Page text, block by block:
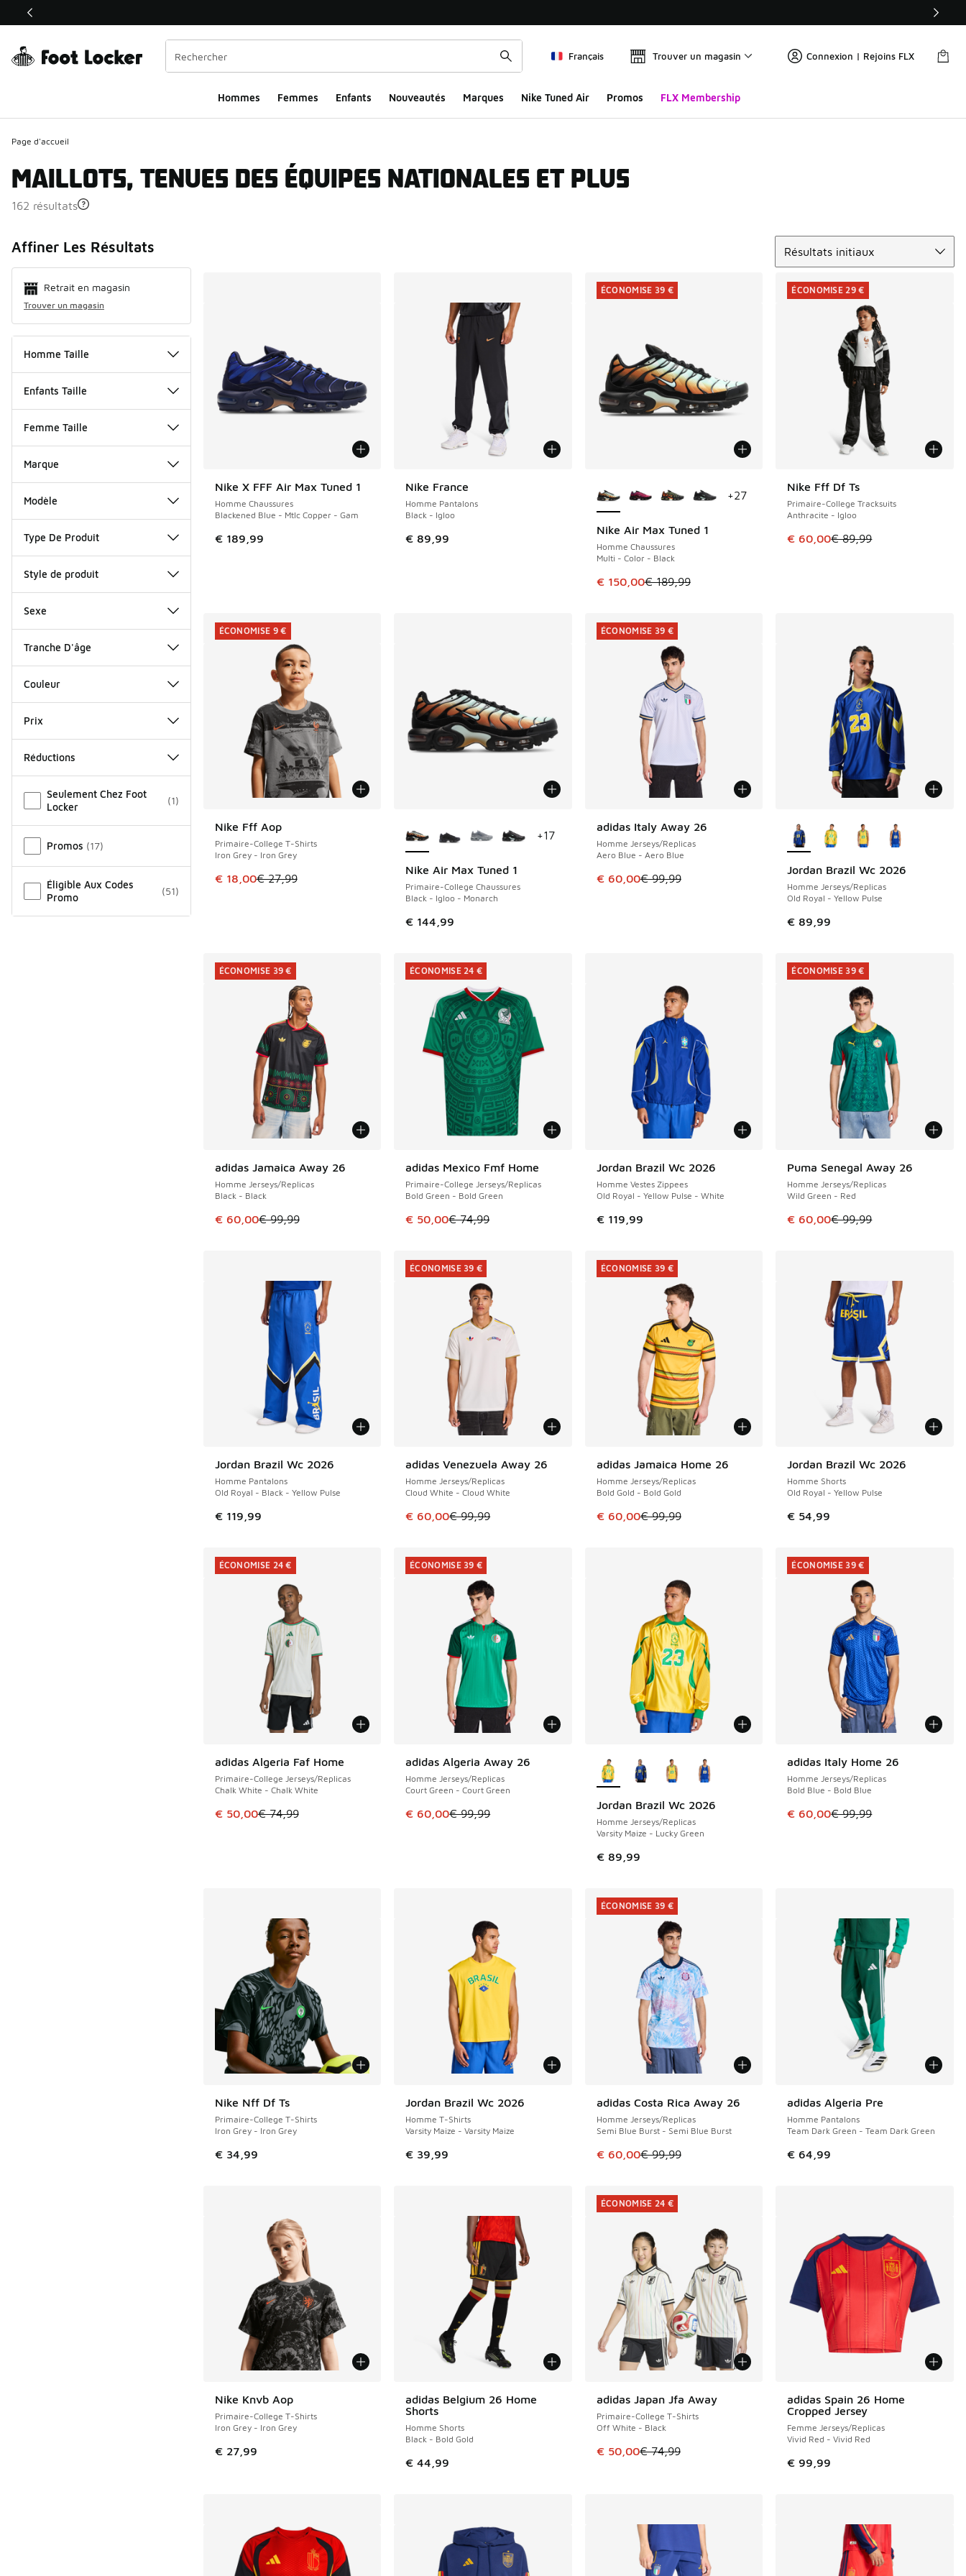
Ce lien ouvrira une nouvelle fenêtre
Français Trouver un magasin Connexion | Rejoins FLX
Hommes​ Femmes Enfants Nouveautés Marques Nike Tuned Air Promos FLX Membership
Page d'accueil
MAILLOTS, TENUES DES ÉQUIPES NATIONALES ET PLUS
162 résultats
Affiner Les Résultats
Retrait en magasin
Trouver un magasin
Homme Taille
Enfants Taille
Femme Taille
Marque
Modèle
Type De Produit
Style de produit
Sexe
Tranche D'âge
Couleur
Prix
Réductions
Seulement Chez Foot
Locker
(1)
Promos (17)
Éligible Aux Codes
Promo
(51)
Résultats initiaux
Nike X FFF Air Max Tuned 1
Homme Chaussures
Blackened Blue - Mtlc Copper - Gam
€ 189,99
Nike France
Homme Pantalons
Black - Igloo
€ 89,99
Nike Air Max Tuned 1
Homme Chaussures
Multi - Color - Black
Cet article est en promotion. Prix en baisse de € 189,99 à € 150,00
€ 150,00€ 189,99
ÉCONOMISE 39 €
+27
ÉCONOMISE 39 €
Nike Fff Df Ts
Primaire-College Tracksuits
Anthracite - Igloo
Cet article est en promotion.
€ 60,00€ 89,99
ÉCONOMISE 29 €
ÉCONOMISE 29 €
Nike Fff Aop
Primaire-College T-Shirts
Iron Grey - Iron Grey
Cet article est en promotion. Prix en baisse de € 27,99 à € 18,00
€ 18,00€ 27,99
ÉCONOMISE 9 €
ÉCONOMISE 9 €
Nike Air Max Tuned 1
Primaire-College Chaussures
Black - Igloo - Monarch
€ 144,99
+17
adidas Italy Away 26
Homme Jerseys/Replicas
Aero Blue - Aero Blue
Cet article est en promotion. Prix en baisse de € 99,99 à € 60,00
€ 60,00€ 99,99
ÉCONOMISE 39 €
ÉCONOMISE 39 €
Jordan Brazil Wc 2026
Homme Jerseys/Replicas
Old Royal - Yellow Pulse
€ 89,99
adidas Jamaica Away 26
Homme Jerseys/Replicas
Black - Black
Cet article est en promotion. Prix en baisse de € 99,99 à € 60,00
€ 60,00€ 99,99
ÉCONOMISE 39 €
ÉCONOMISE 39 €
adidas Mexico Fmf Home
Primaire-College Jerseys/Replicas
Bold Green - Bold Green
Cet article est en promotion. Prix en baisse de € 74,99 à € 50,00
€ 50,00€ 74,99
ÉCONOMISE 24 €
ÉCONOMISE 24 €
Jordan Brazil Wc 2026
Homme Vestes Zippees
Old Royal - Yellow Pulse - White
€ 119,99
Puma Senegal Away 26
Homme Jerseys/Replicas
Wild Green - Red
Cet article est en promotion.
€ 60,00€ 99,99
ÉCONOMISE 39 €
ÉCONOMISE 39 €
Jordan Brazil Wc 2026
Homme Pantalons
Old Royal - Black - Yellow Pulse
€ 119,99
adidas Venezuela Away 26
Homme Jerseys/Replicas
Cloud White - Cloud White
Cet article est en promotion. Prix en baisse de € 99,99 à € 60,00
€ 60,00€ 99,99
ÉCONOMISE 39 €
ÉCONOMISE 39 €
adidas Jamaica Home 26
Homme Jerseys/Replicas
Bold Gold - Bold Gold
Cet article est en promotion. Prix en baisse de € 99,99 à € 60,00
€ 60,00€ 99,99
ÉCONOMISE 39 €
ÉCONOMISE 39 €
Jordan Brazil Wc 2026
Homme Shorts
Old Royal - Yellow Pulse
€ 54,99
adidas Algeria Faf Home
Primaire-College Jerseys/Replicas
Chalk White - Chalk White
Cet article est en promotion. Prix en baisse de € 74,99 à € 50,00
€ 50,00€ 74,99
ÉCONOMISE 24 €
ÉCONOMISE 24 €
adidas Algeria Away 26
Homme Jerseys/Replicas
Court Green - Court Green
Cet article est en promotion. Prix en baisse de € 99,99 à € 60,00
€ 60,00€ 99,99
ÉCONOMISE 39 €
ÉCONOMISE 39 €
Jordan Brazil Wc 2026
Homme Jerseys/Replicas
Varsity Maize - Lucky Green
€ 89,99
adidas Italy Home 26
Homme Jerseys/Replicas
Bold Blue - Bold Blue
Cet article est en promotion.
€ 60,00€ 99,99
ÉCONOMISE 39 €
ÉCONOMISE 39 €
Nike Nff Df Ts
Primaire-College T-Shirts
Iron Grey - Iron Grey
€ 34,99
Jordan Brazil Wc 2026
Homme T-Shirts
Varsity Maize - Varsity Maize
€ 39,99
adidas Costa Rica Away 26
Homme Jerseys/Replicas
Semi Blue Burst - Semi Blue Burst
Cet article est en promotion. Prix en baisse de € 99,99 à € 60,00
€ 60,00€ 99,99
ÉCONOMISE 39 €
ÉCONOMISE 39 €
adidas Algeria Pre
Homme Pantalons
Team Dark Green - Team Dark Green
€ 64,99
Nike Knvb Aop
Primaire-College T-Shirts
Iron Grey - Iron Grey
€ 27,99
adidas Belgium 26 Home
Shorts
Homme Shorts
Black - Bold Gold
€ 44,99
adidas Japan Jfa Away
Primaire-College T-Shirts
Off White - Black
Cet article est en promotion. Prix en baisse de € 74,99 à € 50,00
€ 50,00€ 74,99
ÉCONOMISE 24 €
ÉCONOMISE 24 €
adidas Spain 26 Home
Cropped Jersey
Femme Jerseys/Replicas
Vivid Red - Vivid Red
€ 99,99